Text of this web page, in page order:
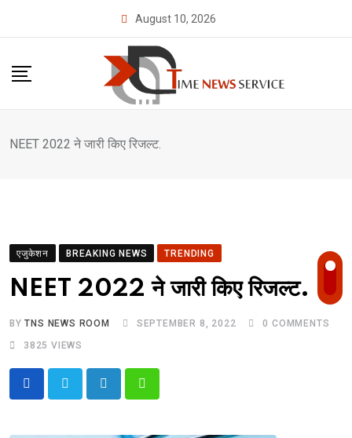
August 10, 2026
NEET 2022 ने जारी किए रिजल्ट.
एजुकेशन BREAKING NEWS TRENDING
NEET 2022 ने जारी किए रिजल्ट.
BYTNS NEWS ROOM SEPTEMBER 8, 2022 0 COMMENTS
3825 VIEWS